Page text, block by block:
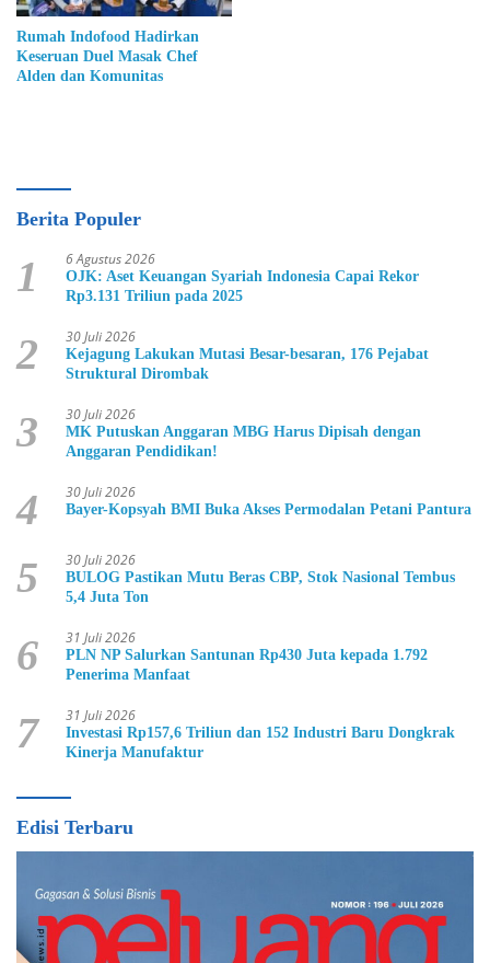
Rumah Indofood Hadirkan
Keseruan Duel Masak Chef
Alden dan Komunitas
Berita Populer
1 6 Agustus 2026
OJK: Aset Keuangan Syariah Indonesia Capai Rekor
Rp3.131 Triliun pada 2025
2 30 Juli 2026
Kejagung Lakukan Mutasi Besar-besaran, 176 Pejabat
Struktural Dirombak
3 30 Juli 2026
MK Putuskan Anggaran MBG Harus Dipisah dengan
Anggaran Pendidikan!
4 30 Juli 2026
Bayer-Kopsyah BMI Buka Akses Permodalan Petani Pantura
5 30 Juli 2026
BULOG Pastikan Mutu Beras CBP, Stok Nasional Tembus
5,4 Juta Ton
6 31 Juli 2026
PLN NP Salurkan Santunan Rp430 Juta kepada 1.792
Penerima Manfaat
7 31 Juli 2026
Investasi Rp157,6 Triliun dan 152 Industri Baru Dongkrak
Kinerja Manufaktur
Edisi Terbaru